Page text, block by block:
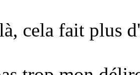
cela fait plus